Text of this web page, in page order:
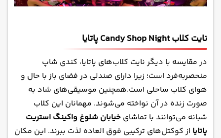
نایت کلاب Candy Shop Night پاتایا
در مقایسه با دیگر نایت کلاب‌های پاتایا، کندی شاپ
منحصربه‌فرد است؛ زیرا دارای صندلی در فضای باز با حال و
هوای کلاب ساحلی است.همچنین موسیقی‌های شاد به
صورت زنده در آن نواخته می‌شوند. مهمانان این کلاب
شبانه می‌توانند با تماشای خیابان شلوغ واکینگ استریت
پاتایا از کوکتل‌های ترکیبی فوق العاده لذت ببرند. این مکان